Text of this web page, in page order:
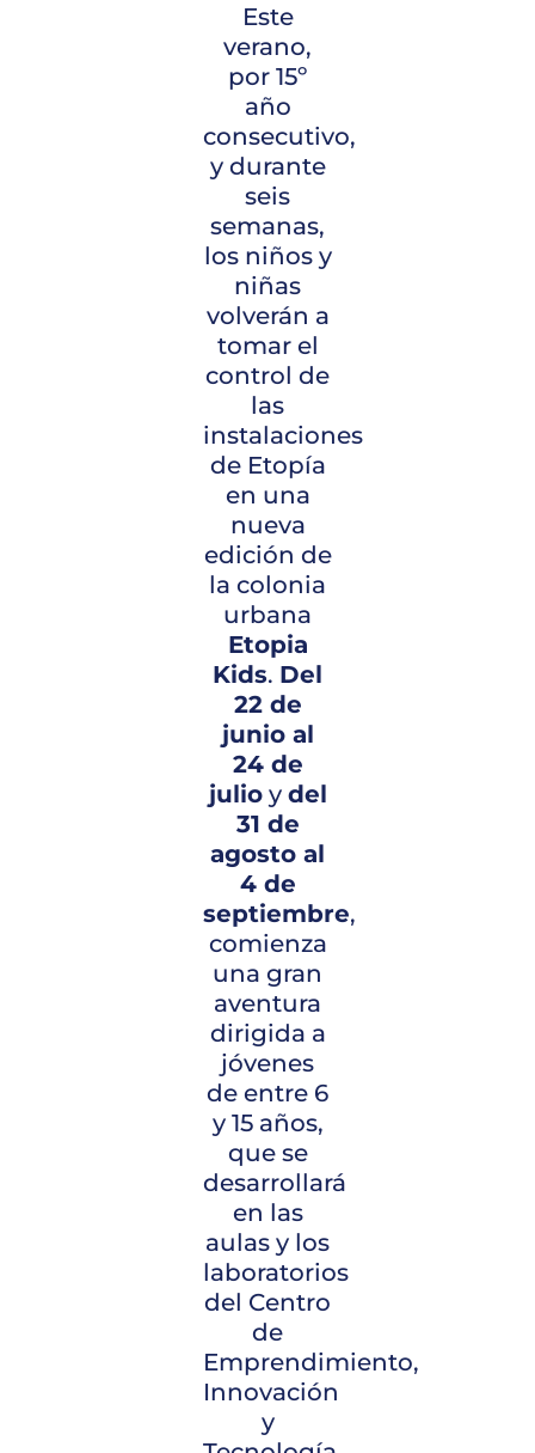
Este
verano,
por 15º
año
consecutivo,
y durante
seis
semanas,
los niños y
niñas
volverán a
tomar el
control de
las
instalaciones
de Etopía
en una
nueva
edición de
la colonia
urbana
Etopia
Kids. Del
22 de
junio al
24 de
julioy del
31 de
agosto al
4 de
septiembre,
comienza
una gran
aventura
dirigida a
jóvenes
de entre 6
y 15 años,
que se
desarrollará
en las
aulas y los
laboratorios
del Centro
de
Emprendimiento,
Innovación
y